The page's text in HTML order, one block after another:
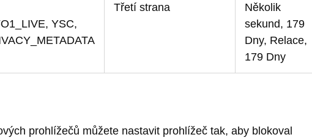
YSC,
Třetí strana
Několik
sekund, 179
Dny, Relace,
179 Dny
prohlížečů můžete nastavit prohlížeč tak, aby blokoval